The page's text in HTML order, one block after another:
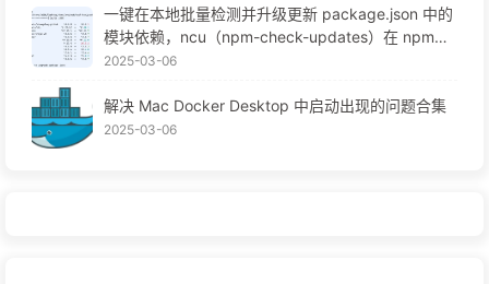
一键在本地批量检测并升级更新 package.json 中的
模块依赖，ncu（npm-check-updates）在 npm、
pnpm 或 workspace 项目中的使用教程
2025-03-06
解决 Mac Docker Desktop 中启动出现的问题合集
2025-03-06